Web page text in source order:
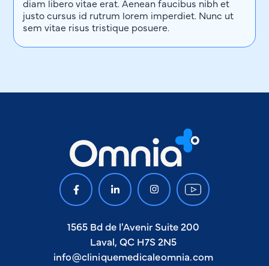
diam libero vitae erat. Aenean faucibus nibh et
justo cursus id rutrum lorem imperdiet. Nunc ut
sem vitae risus tristique posuere.
1565 Bd de l'Avenir Suite 200
Laval, QC H7S 2N5
info@cliniquemedicaleomnia.com